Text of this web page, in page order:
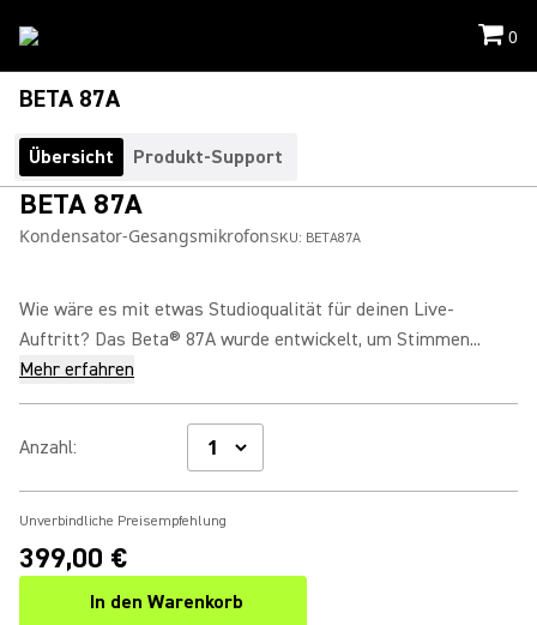
0
BETA 87A
Übersicht Produkt-Support
BETA 87A
Kondensator-GesangsmikrofonSKU: BETA87A
Wie wäre es mit etwas Studioqualität für deinen Live-
Auftritt? Das Beta® 87A wurde entwickelt, um Stimmen...
Mehr erfahren
Anzahl:
Unverbindliche Preisempfehlung
399,00 €
In den Warenkorb